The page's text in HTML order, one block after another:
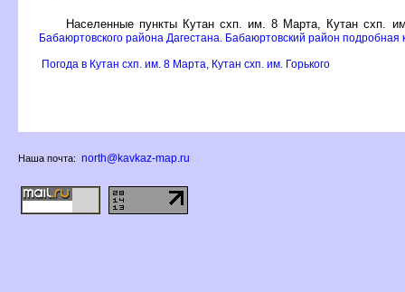
Населенные пункты Кутан схп. им. 8 Марта, Кутан схп.
Бабаюртовского района Дагестана. Бабаюртовский район подробная
Погода в Кутан схп. им. 8 Марта, Кутан схп. им. Горького
Наша почта: north@kavkaz-map.ru